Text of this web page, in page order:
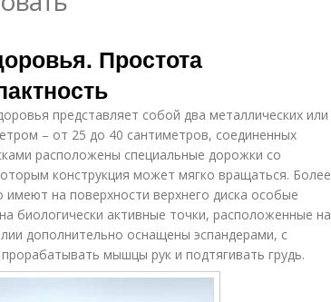
Простота
представляет собой два металлических или
– от 25 до 40 сантиметров, соединенных
расположены специальные дорожки со
конструкция может мягко вращаться. Более
на поверхности верхнего диска особые
биологически активные точки, расположенные на
дополнительно оснащены эспандерами, с
мышцы рук и подтягивать грудь.